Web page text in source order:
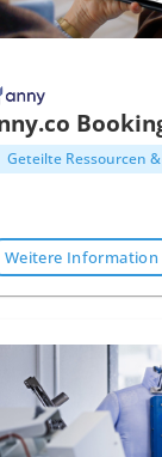
Geteilte Ressourcen
Weitere Information